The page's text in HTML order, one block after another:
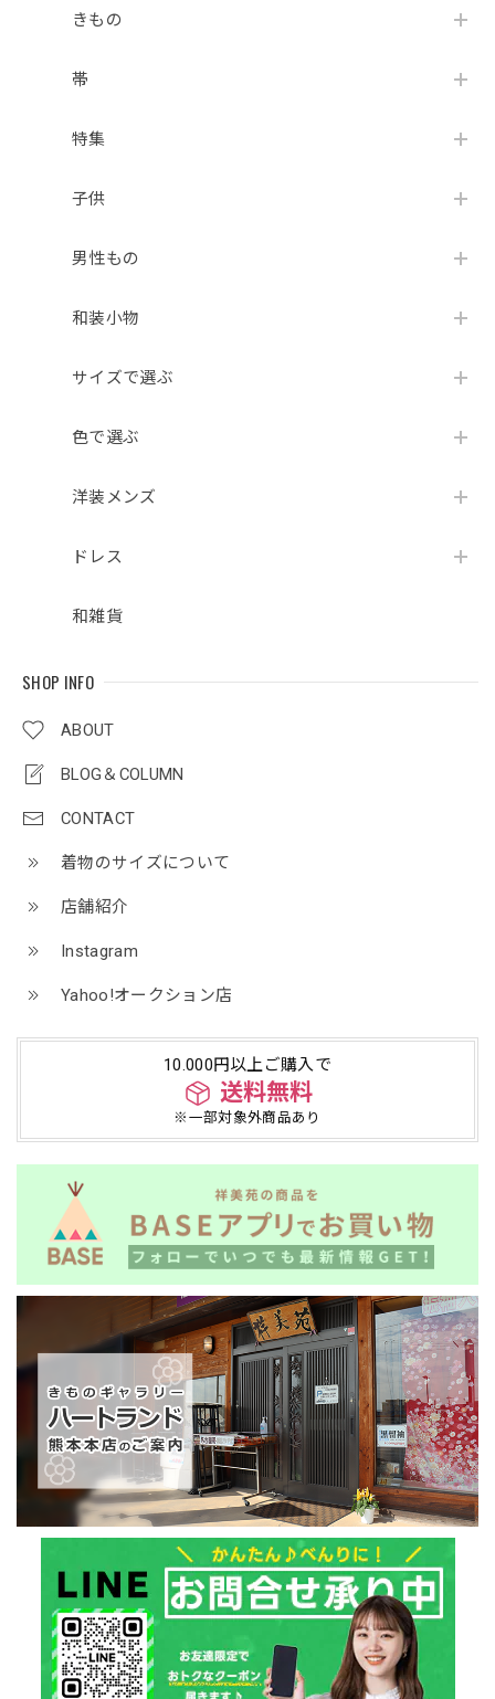
きもの
帯
特集
子供
男性もの
和装小物
サイズで選ぶ
色で選ぶ
洋装メンズ
ドレス
和雑貨
SHOP INFO
ABOUT
BLOG＆COLUMN
CONTACT
着物のサイズについて
店舗紹介
Instagram
Yahoo!オークション店
10.000円以上ご購入で
送料無料
※一部対象外商品あり